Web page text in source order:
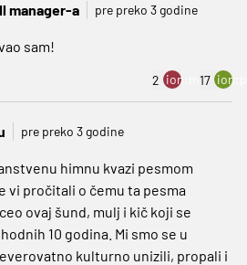
manager-a pre preko 3 godine
sam!
2 ion:minus
17
pre preko 3 godine
himnu kvazi pesmom
vi pročitali o čemu ta pesma
ovaj šund, mulj i kič koji se
10 godina. Mi smo se u
kulturno unizili, propali i